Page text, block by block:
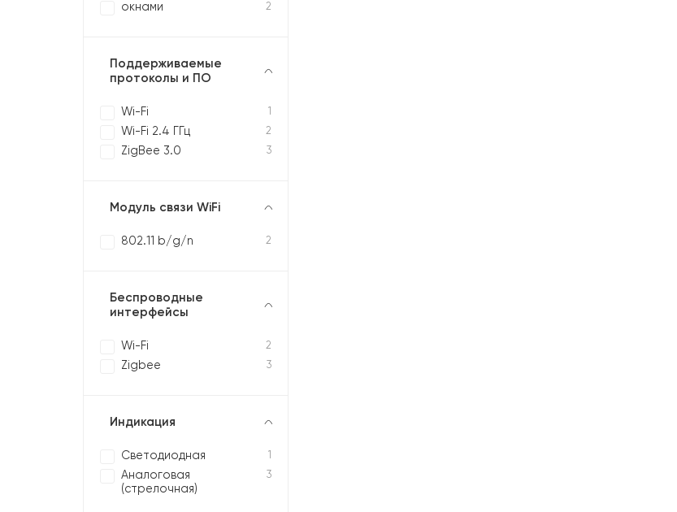
окнами 2
Поддерживаемые
протоколы и ПО
Wi-Fi 1
Wi-Fi 2.4 ГГц 2
ZigBee 3.0 3
Модуль связи WiFi
802.11 b/g/n 2
Беспроводные
интерфейсы
Wi-Fi 2
Zigbee 3
Индикация
Светодиодная 1
Аналоговая
(стрелочная)
3